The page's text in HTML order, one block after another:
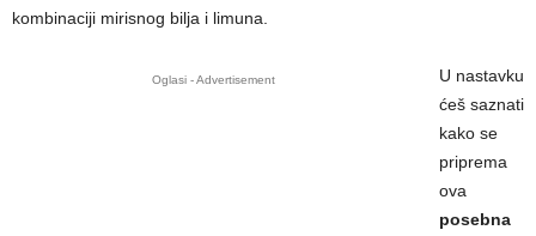
kombinaciji mirisnog bilja i limuna.
Oglasi - Advertisement
U nastavku
ćeš saznati
kako se
priprema
ova
posebna